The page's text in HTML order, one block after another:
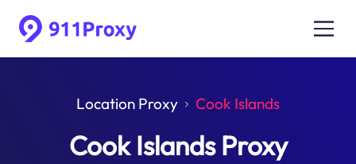
Location Proxy Cook Islands
Cook Islands Proxy